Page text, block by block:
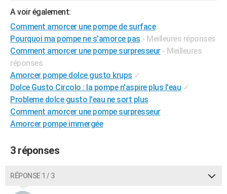
Dictionnaire
Biographies
Citations
Expressions
Proverbes
PROGRAMME TV
COPAINS D'AVANT
S'inscrire
Se connecter
Lycées
Collèges
Primaires
Universités
Entreprises
Service militaire
Avis de recherche
AVIS DE DÉCÈS
FORUM
Bricolage
Lifestyle
Culture
Sport
Auto
Television
Voyage
Cinema
A voir également:
Comment amorcer une pompe de surface
Pourquoi ma pompe ne s'amorce pas - Meilleures réponses
Comment amorcer une pompe surpresseur - Meilleures
réponses
Amorcer pompe dolce gusto krups ✓
Dolce Gusto Circolo : la pompe n'aspire plus l'eau ✓
Probleme dolce gusto l'eau ne sort plus
Comment amorcer une pompe surpresseur
Amorcer pompe immergée
3 réponses
RÉPONSE 1 / 3